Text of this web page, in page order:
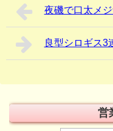
夜磯で口太メ
良型シロギス3
営